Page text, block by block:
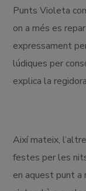
Punts Violeta
on a més es
expressament
lúdiques per
explica la
Així mateix,
festes per les
en aquest punt a